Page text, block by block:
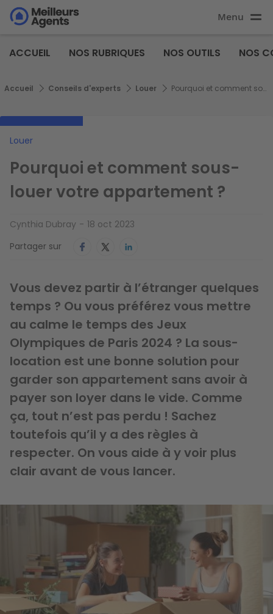
Aller
au
principal
Aller au
principal
Menu
Agents
ACCUEIL NOS RUBRIQUES NOS OUTILS NOS
Fil d'Ariane
Accueil Conseils d'experts Louer Pourquoi et comment sous-louer votre appartement ?
Louer
Pourquoi et comment sous-
louer votre appartement ?
Cynthia Dubray
18 oct 2023
Partager sur
Vous devez partir à l’étranger quelques
temps ? Ou vous préférez vous mettre
au calme le temps des Jeux
Olympiques de Paris 2024 ? La sous-
location est une bonne solution pour
garder son appartement sans avoir à
payer son loyer dans le vide. Comme
ça, tout n’est pas perdu ! Sachez
toutefois qu’il y a des règles à
respecter. On vous aide à y voir plus
clair avant de vous lancer.